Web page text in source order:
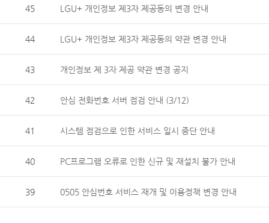
45 LGU+ 개인정보 제3자 제공동의 변경 안내
44 LGU+ 개인정보 제3자 제공동의 약관 변경 안내
43 개인정보 제 3자 제공 약관 변경 공지
42 안심 전화번호 서버 점검 안내 (3/12)
41 시스템 점검으로 인한 서비스 일시 중단 안내
40 PC프로그램 오류로 인한 신규 및 재설치 불가 안내
39 0505 안심번호 서비스 재개 및 이용정책 변경 안내